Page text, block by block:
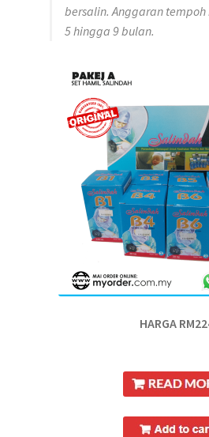
bersalin. Anggaran
5 hingga 9 bulan.
HARGA